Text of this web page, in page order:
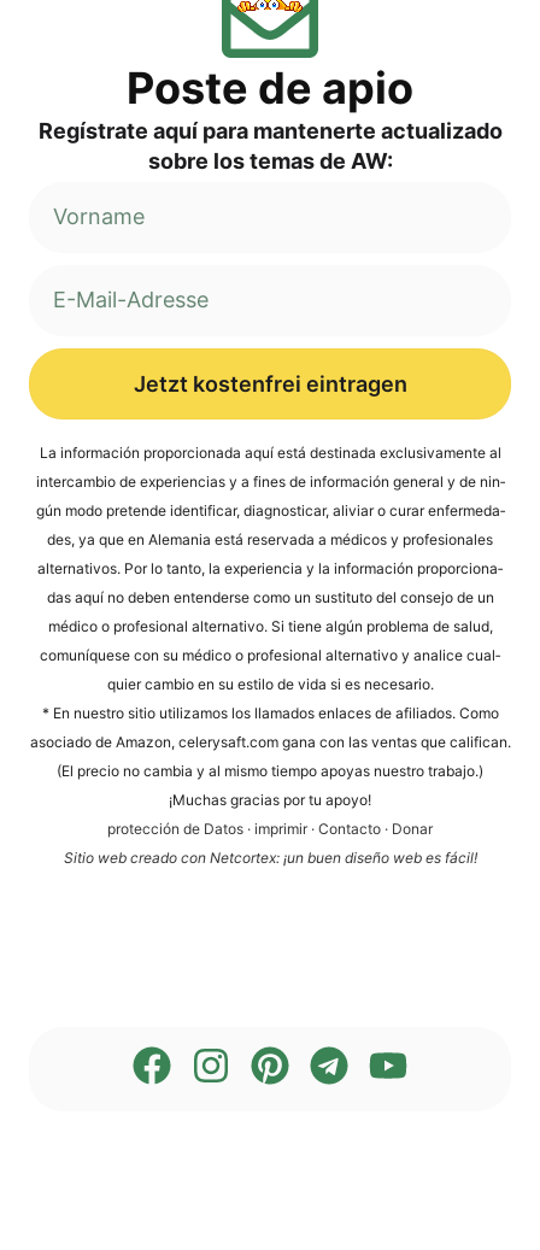
Pos­te de apio
Regí­s­tra­te aquí para man­ten­er­te actua­liz­ado
sob­re los temas de AW:
Jetzt kostenfrei eintragen
La infor­mación pro­por­cio­na­da aquí está desti­na­da exclu­si­v­a­men­te al
inter­cam­bio de expe­ri­en­ci­as y a fines de infor­mación gene­ral y de nin­
gún modo pre­ten­de iden­ti­fi­car, dia­gno­sti­car, ali­vi­ar o curar enfer­me­da­
des, ya que en Ale­ma­nia está reser­va­da a méd­icos y pro­fe­sio­na­les
alter­na­tivos. Por lo tan­to, la expe­ri­en­cia y la infor­mación pro­por­cio­na­
das aquí no deben enten­der­se como un susti­tu­to del con­se­jo de un
méd­ico o pro­fe­sio­nal alter­na­tivo. Si tiene algún pro­ble­ma de salud,
comuní­que­se con su méd­ico o pro­fe­sio­nal alter­na­tivo y ana­li­ce cual­
quier cam­bio en su esti­lo de vida si es necesario.
* En nues­tro sitio uti­liz­a­mos los llama­dos enlaces de afi­lia­dos. Como
aso­cia­do de Ama­zon, cele​ry​saft​.com gana con las ven­tas que cali­fi­can.
(El pre­cio no cam­bia y al mis­mo tiem­po apoyas nues­tro trabajo.)
¡Much­as gra­ci­as por tu apoyo!
pro­tección de Datos · impri­mir· Cont­ac­to · Donar
Sitio web cre­a­do con Net­cortex: ¡un buen dise­ño web es fácil!